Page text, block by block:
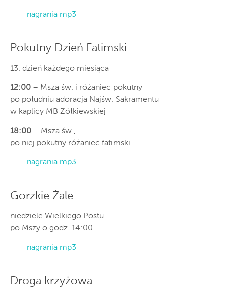
nagrania mp3
Pokutny Dzień Fatimski
13. dzień każdego miesiąca
12:00 – Msza św. i różaniec pokutny
po południu adoracja Najśw. Sakramentu
w kaplicy MB Żółkiewskiej
18:00 – Msza św.,
po niej pokutny różaniec fatimski
nagrania mp3
Gorzkie Żale
niedziele Wielkiego Postu
po Mszy o godz. 14:00
nagrania mp3
Droga krzyżowa